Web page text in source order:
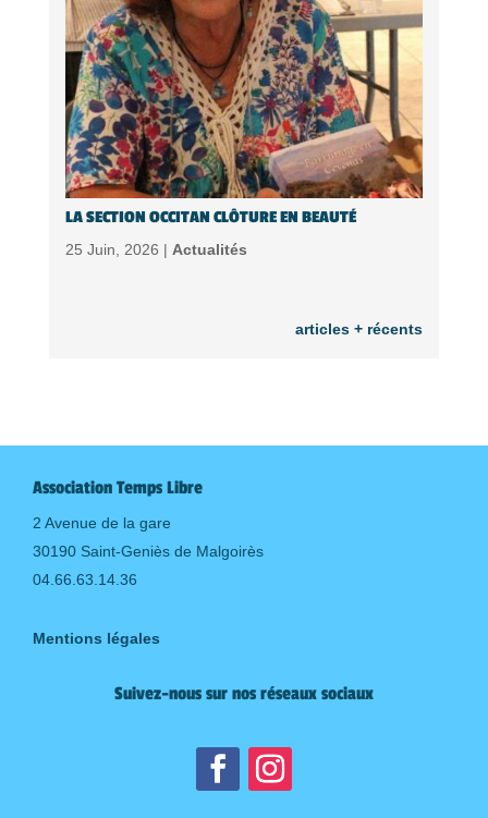
LA SECTION OCCITAN CLÔTURE EN BEAUTÉ
25 Juin, 2026 | Actualités
articles + récents
Association Temps Libre
2 Avenue de la gare
30190 Saint-Geniès de Malgoirès
04.66.63.14.36
Mentions légales
Suivez-nous sur nos réseaux sociaux